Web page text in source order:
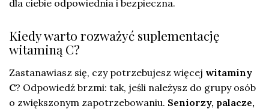
dla ciebie odpowiednia i bezpieczna.
Kiedy warto rozważyć suplementację
witaminą C?
Zastanawiasz się, czy potrzebujesz więcej witaminy
C? Odpowiedź brzmi: tak, jeśli należysz do grupy osób
o zwiększonym zapotrzebowaniu. Seniorzy, palacze,